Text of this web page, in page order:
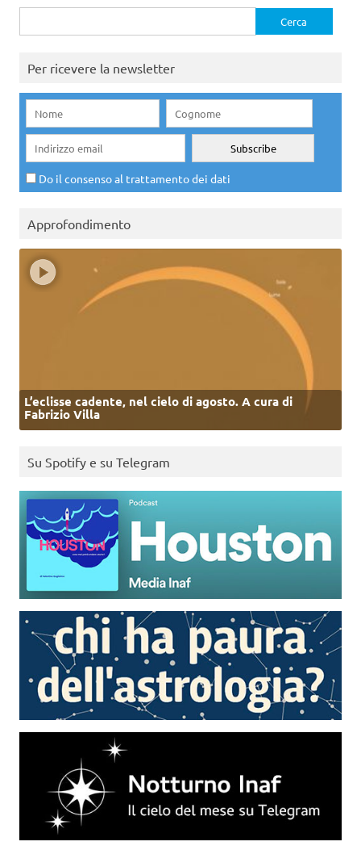
per:
Per ricevere la newsletter
Do il consenso al trattamento dei dati
Approfondimento
L’eclisse cadente, nel cielo di agosto. A cura di
Fabrizio Villa
Su Spotify e su Telegram